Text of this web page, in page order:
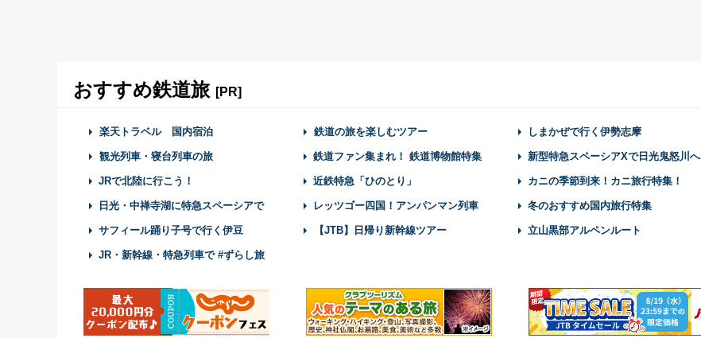
おすすめ鉄道旅 [PR]
楽天トラベル 国内宿泊 鉄道の旅を楽しむツアー しまかぜで行く伊勢志摩
観光列車・寝台列車の旅 鉄道ファン集まれ！ 鉄道博物館特集 新型特急スペーシアXで日光鬼怒川へ
JRで北陸に行こう！ 近鉄特急「ひのとり」 カニの季節到来！カニ旅行特集！
日光・中禅寺湖に特急スペーシアで レッツゴー四国！アンパンマン列車 冬のおすすめ国内旅行特集
サフィール踊り子号で行く伊豆 【JTB】日帰り新幹線ツアー 立山黒部アルペンルート
JR・新幹線・特急列車で #ずらし旅